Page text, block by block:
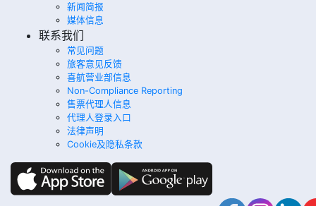
新闻简报
媒体信息
联系我们
常见问题
旅客意见反馈
喜航营业部信息
Non-Compliance Reporting
售票代理人信息
代理人登录入口
法律声明
Cookie及隐私条款